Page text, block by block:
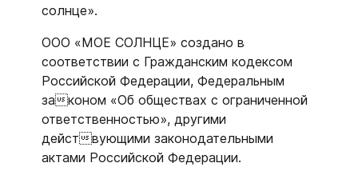
солнце».
ООО «МОЕ СОЛНЦЕ» создано в
соответствии с Гражданским кодексом
Российской Федерации, Федеральным
законом «Об обществах с ограниченной
ответственностью», другими
действующими законодательными
актами Российской Федерации.